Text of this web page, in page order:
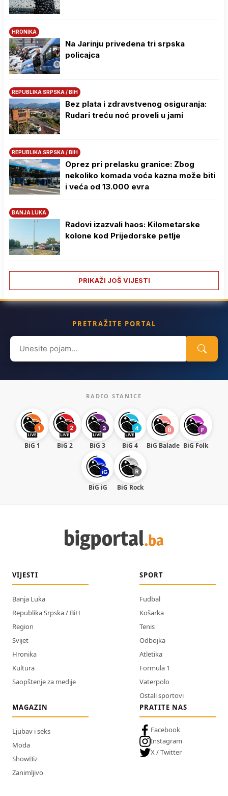
HRONIKA
Na Јarinju privedena tri srpska
policajca
REPUBLIKA SRPSKA / BIH
Bez plata i zdravstvenog osiguranja:
Rudari treću noć proveli u jami
REPUBLIKA SRPSKA / BIH
Oprez pri prelasku granice: Zbog
nekoliko komada voća kazna može biti
i veća od 13.000 evra
BANJA LUKA
Radovi izazvali haos: Kilometarske
kolone kod Prijedorske petlje
PRIKAŽI JOŠ VIJESTI
PRETRAŽITE PORTAL
Search
for:
RADIO STANICE
BiG 1 BiG 2 BiG 3 BiG 4 BiG Balade BiG Folk
BiG iG BiG Rock
VIJESTI
Banja Luka
Republika Srpska / BiH
Region
Svijet
Hronika
Kultura
Saopštenje za medije
SPORT
Fudbal
Košarka
Tenis
Odbojka
Atletika
Formula 1
Vaterpolo
Ostali sportovi
MAGAZIN
Ljubav i seks
Moda
ShowBiz
Zanimljivo
PRATITE NAS
Facebook
Instagram
X / Twitter